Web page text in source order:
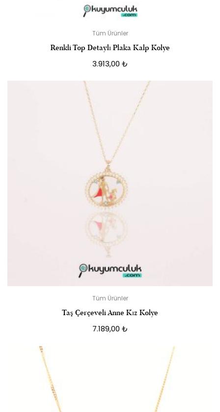
Tüm Ürünler
Renkli Top Detaylı Plaka Kalp Kolye
3.913,00 ₺
Tüm Ürünler
Taş Çerçeveli Anne Kız Kolye
7.189,00 ₺